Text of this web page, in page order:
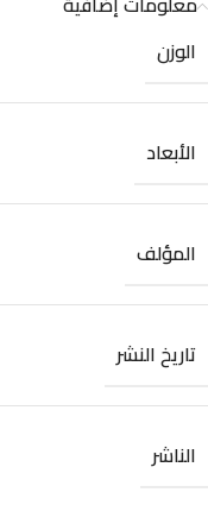
الوزن
الأبعاد
المؤلف
تاريخ النشر
الناشر